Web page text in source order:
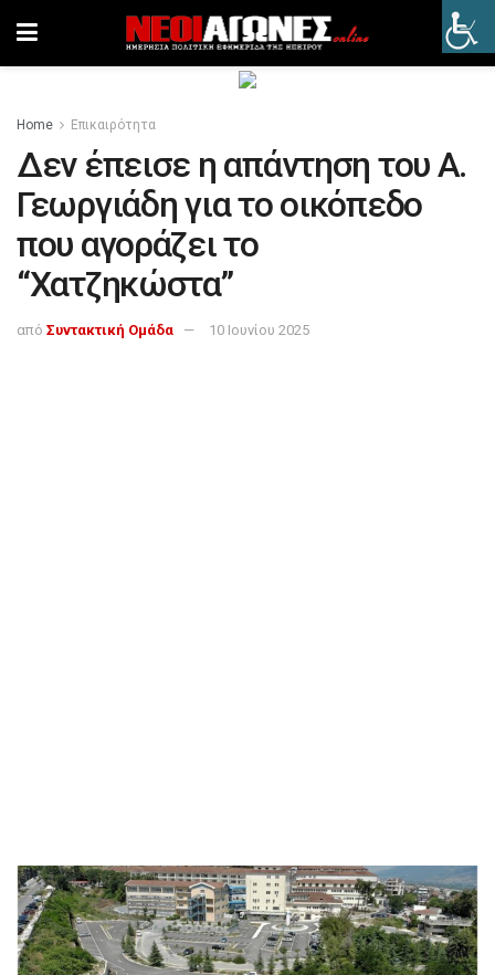
Home Επικαιρότητα
Δεν έπεισε η απάντηση του Α.
Γεωργιάδη για το οικόπεδο
που αγοράζει το
“Χατζηκώστα”
από Συντακτική Ομάδα 10 Ιουνίου 2025